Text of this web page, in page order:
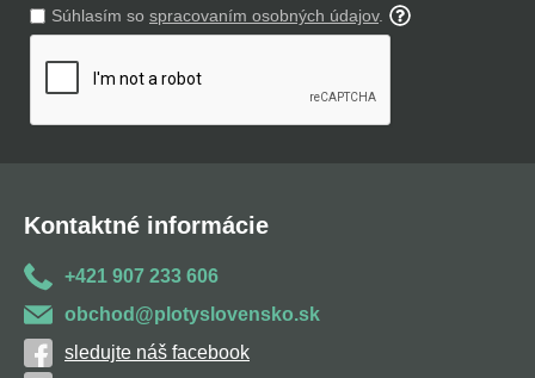
Súhlasím so spracovaním osobných údajov.
Kontaktné informácie
+421 907 233 606
obchod@plotyslovensko.sk
sledujte náš facebook